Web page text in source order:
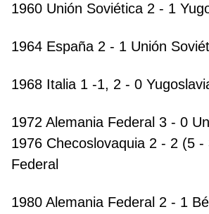
1960 Unión Soviética 2 - 1
1964 España 2 - 1 Unión
1968 Italia 1 -1, 2 - 0
1972 Alemania Federal 3 - 0
1976 Checoslovaquia 2 - 2 (5 -
Federal
1980 Alemania Federal 2 - 1